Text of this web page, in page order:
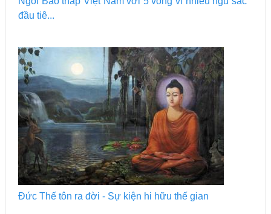
đầu tiê...
Đức Thế tôn ra đời - Sự kiện hi hữu thế gian